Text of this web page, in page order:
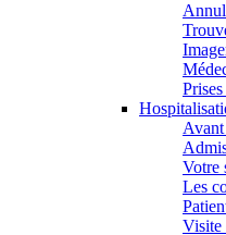
Votre
Les
Visite